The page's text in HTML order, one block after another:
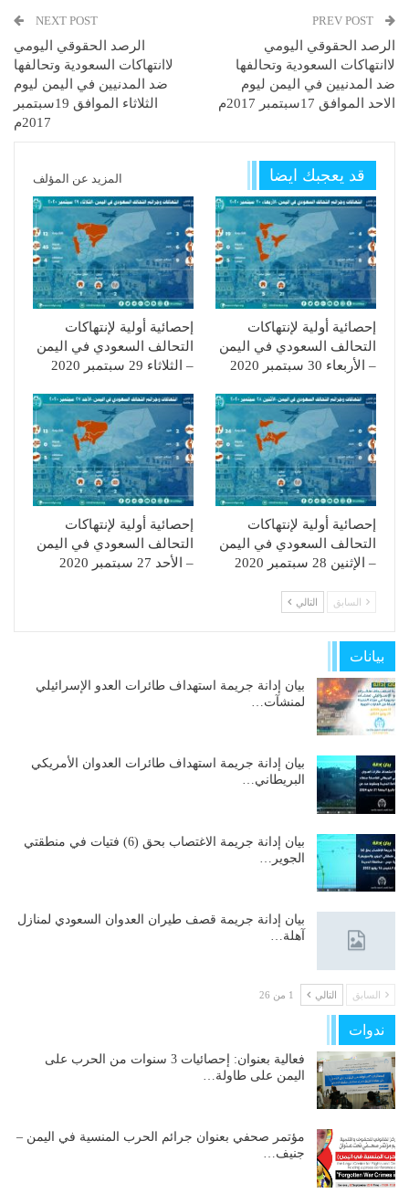
الرصد الحقوقي اليومي
لاانتهاكات السعودية وتحالفها
ضد المدنيين في اليمن ليوم
الاحد الموافق 17سبتمبر 2017م
NEXT POST
الرصد الحقوقي اليومي
لاانتهاكات السعودية وتحالفها
ضد المدنيين في اليمن ليوم
الثلاثاء الموافق 19سبتمبر
2017م
قد يعجبك ايضا المزيد عن المؤلف
إحصائية أولية لإنتهاكات
التحالف السعودي في اليمن
– الأربعاء 30 سبتمبر 2020
إحصائية أولية لإنتهاكات
التحالف السعودي في اليمن
– الثلاثاء 29 سبتمبر 2020
إحصائية أولية لإنتهاكات
التحالف السعودي في اليمن
– الإثنين 28 سبتمبر 2020
إحصائية أولية لإنتهاكات
التحالف السعودي في اليمن
– الأحد 27 سبتمبر 2020
السابق التالي
بيانات
بيان إدانة جريمة استهداف طائرات العدو الإسرائيلي
لمنشآت…
بيان إدانة جريمة استهداف طائرات العدوان الأمريكي
البريطاني…
بيان إدانة جريمة الاغتصاب بحق (6) فتيات في منطقتي
الجوير…
بيان إدانة جريمة قصف طيران العدوان السعودي لمنازل
آهلة…
السابق التالي 1 من 26
ندوات
فعالية بعنوان: إحصائيات 3 سنوات من الحرب على
اليمن على طاولة…
مؤتمر صحفي بعنوان جرائم الحرب المنسية في اليمن –
جنيف…